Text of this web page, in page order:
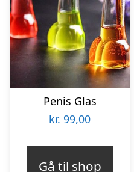
Penis Glas
kr. 99,00
Gå til shop